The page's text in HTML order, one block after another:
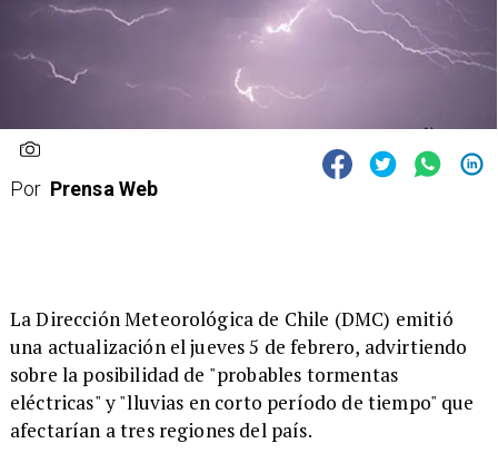
Por Prensa Web
La Dirección Meteorológica de Chile (DMC) emitió
una actualización el jueves 5 de febrero, advirtiendo
sobre la posibilidad de "probables tormentas
eléctricas" y "lluvias en corto período de tiempo" que
afectarían a tres regiones del país.